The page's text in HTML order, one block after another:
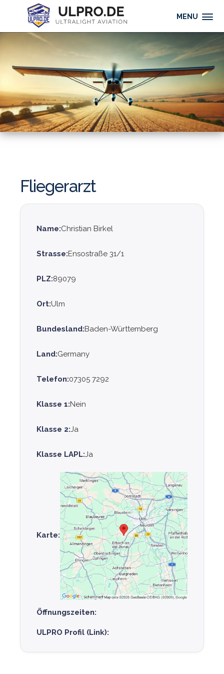
MENU
Fliegerarzt
Name:Christian Birkel
Strasse:Ensostraße 31/1
PLZ:89079
Ort:Ulm
Bundesland:Baden-Württemberg
Land:Germany
Telefon:07305 7292
Klasse 1:Nein
Klasse 2:Ja
Klasse LAPL:Ja
Karte:
Öffnungszeiten:
ULPRO Profil (Link):